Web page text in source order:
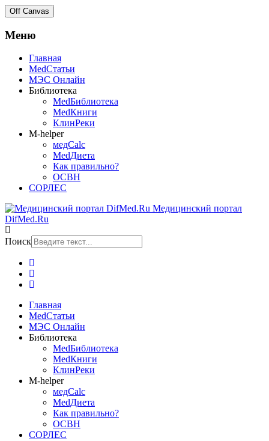
Off Canvas
Меню
Главная
MedСтатьи
МЭС Онлайн
Библиотека
MedБиблиотека
MedКниги
КлинРеки
M-helper
медCalc
MedДиета
Как правильно?
ОСВН
СОРЛЕС
Медицинский портал
DifMed.Ru
Поиск
Главная
MedСтатьи
МЭС Онлайн
Библиотека
MedБиблиотека
MedКниги
КлинРеки
M-helper
медCalc
MedДиета
Как правильно?
ОСВН
СОРЛЕС